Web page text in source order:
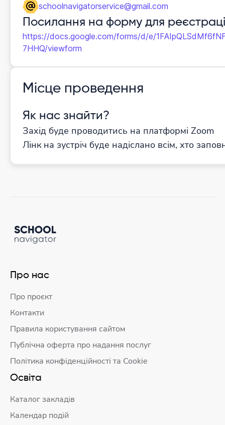
schoolnavigatorservice@gmail.com
Посилання на форму для
https://docs.google.com/forms/d/e/
7HHQ/viewform
Місце проведення
Як нас знайти?
Захід буде проводитись на платформі Zoom
Лінк на зустріч буде надіслано всім, хто
Про нас
Про проєкт
Контакти
Правила користування сайтом
Публічна оферта про надання послуг
Політика конфіденційності та Cookie
Освіта
Каталог закладів
Календар подій